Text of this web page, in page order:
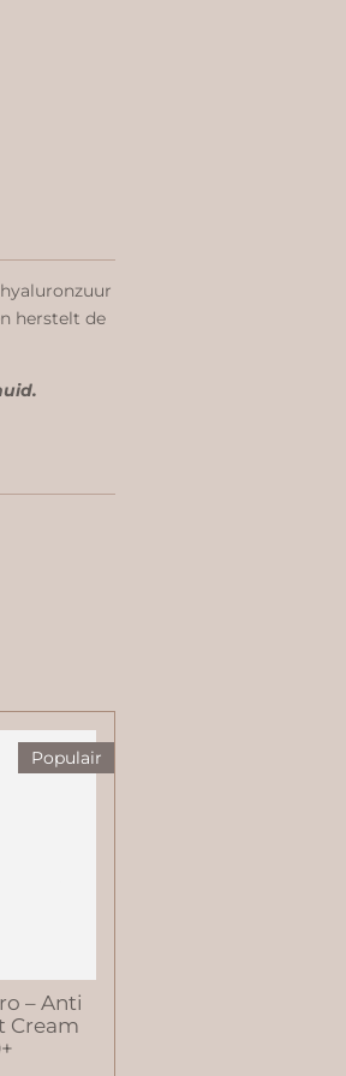
herstelt de
Populair
– Anti
Cream